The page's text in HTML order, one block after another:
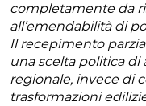
completamente da
all’emendabilità di
Il recepimento
una scelta politica di
regionale, invece di
trasformazioni